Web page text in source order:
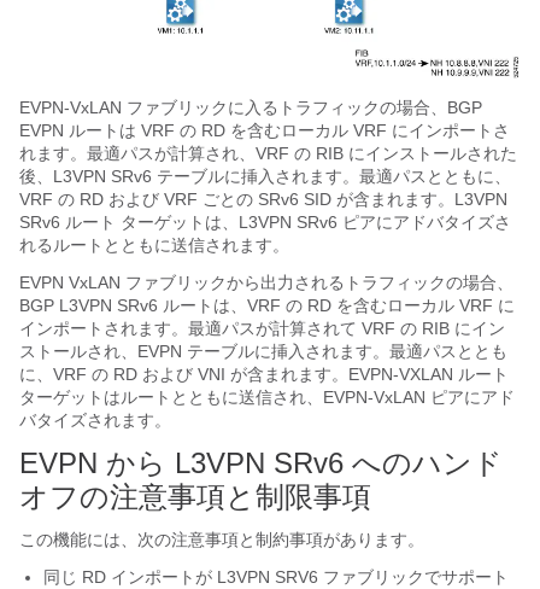
EVPN-VxLAN ファブリックに入るトラフィックの場合、BGP
EVPN ルートは VRF の RD を含むローカル VRF にインポートさ
れます。最適パスが計算され、VRF の RIB にインストールされた
後、L3VPN SRv6 テーブルに挿入されます。最適パスとともに、
VRF の RD および VRF ごとの SRv6 SID が含まれます。L3VPN
SRv6 ルート ターゲットは、L3VPN SRv6 ピアにアドバタイズさ
れるルートとともに送信されます。
EVPN VxLAN ファブリックから出力されるトラフィックの場合、
BGP L3VPN SRv6 ルートは、VRF の RD を含むローカル VRF に
インポートされます。最適パスが計算されて VRF の RIB にイン
ストールされ、EVPN テーブルに挿入されます。最適パスととも
に、VRF の RD および VNI が含まれます。EVPN-VXLAN ルート
ターゲットはルートとともに送信され、EVPN-VxLAN ピアにアド
バタイズされます。
EVPN から L3VPN SRv6 へのハンド
オフの注意事項と制限事項
この機能には、次の注意事項と制約事項があります。
同じ RD インポートが L3VPN SRV6 ファブリックでサポート